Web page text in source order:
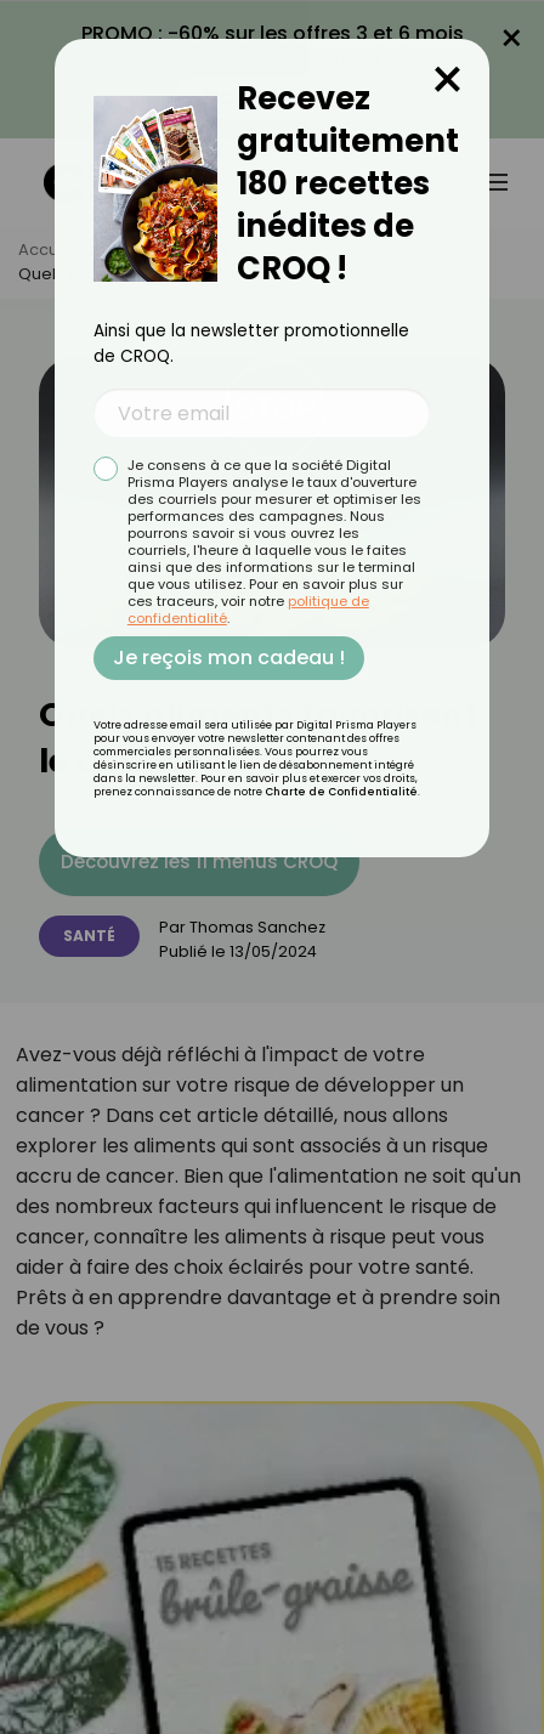
PROMO : -60% sur les offres 3 et 6 mois
VOIR LA PROMO
×
Accueil Actus
Santé
Quels Aliments Favorisent Le Cancer ?
Quels aliments favorisent
le cancer ?
Découvrez les 11 menus CROQ
SANTÉ ParThomas Sanchez
Publié le 13/05/2024
Avez-vous déjà réfléchi à l'impact de votre
alimentation sur votre risque de développer un
cancer ? Dans cet article détaillé, nous allons
explorer les aliments qui sont associés à un risque
accru de cancer. Bien que l'alimentation ne soit qu'un
des nombreux facteurs qui influencent le risque de
cancer, connaître les aliments à risque peut vous
aider à faire des choix éclairés pour votre santé.
Prêts à en apprendre davantage et à prendre soin
de vous ?
Recevez
gratuitement
180 recettes
inédites de
CROQ !
×
Ainsi que la newsletter promotionnelle
de CROQ.
Je consens à ce que la société Digital
Prisma Players analyse le taux d'ouverture
des courriels pour mesurer et optimiser les
performances des campagnes. Nous
pourrons savoir si vous ouvrez les
courriels, l'heure à laquelle vous le faites
ainsi que des informations sur le terminal
que vous utilisez. Pour en savoir plus sur
ces traceurs, voir notre politique de
confidentialité.
Je reçois mon cadeau !
Votre adresse email sera utilisée par Digital Prisma Players
pour vous envoyer votre newsletter contenant des offres
commerciales personnalisées. Vous pourrez vous
désinscrire en utilisant le lien de désabonnement intégré
dans la newsletter. Pour en savoir plus et exercer vos droits,
prenez connaissance de notre Charte de Confidentialité.